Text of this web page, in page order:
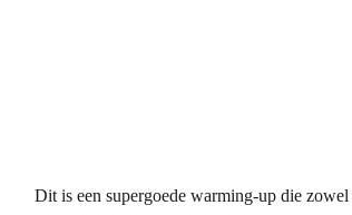
Dit is een supergoede warming-up die